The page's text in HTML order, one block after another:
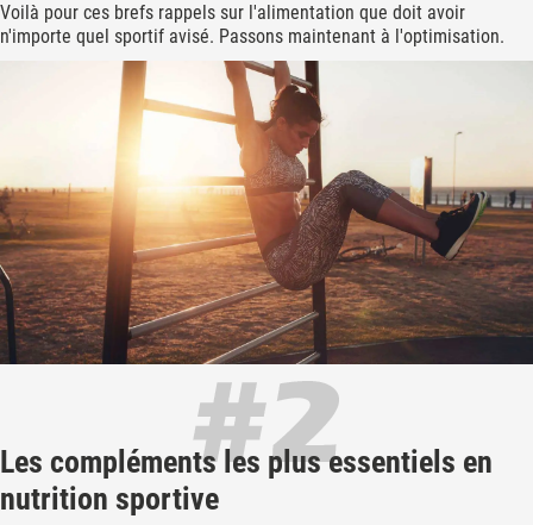
Voilà pour ces brefs rappels sur l'alimentation que doit avoir
n'importe quel sportif avisé. Passons maintenant à l'optimisation.
Les compléments les plus essentiels en
nutrition sportive